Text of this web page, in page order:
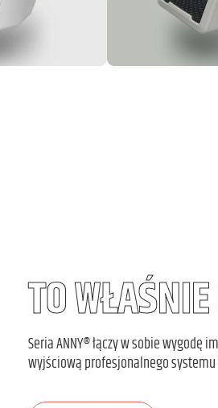
TO WŁAŚNIE
Seria ANNY® łączy w sobie wygodę
wyjściową profesjonalnego systemu